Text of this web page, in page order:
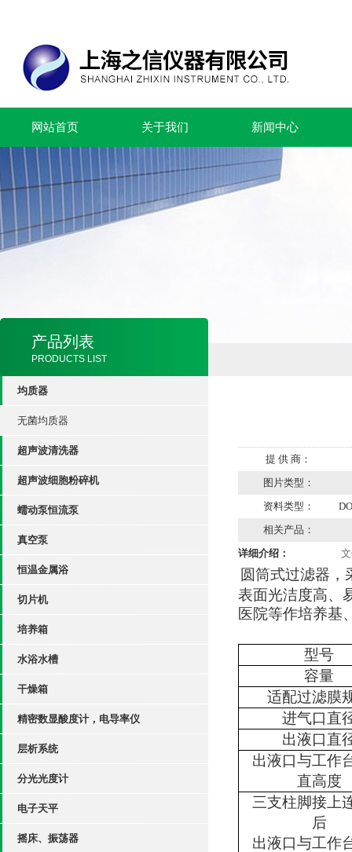
网站首页 关于我们 新闻中心
产品列表
PRODUCTS LIST
均质器
无菌均质器
超声波清洗器
超声波细胞粉碎机
蠕动泵恒流泵
真空泵
恒温金属浴
切片机
培养箱
水浴水槽
干燥箱
精密数显酸度计，电导率仪
层析系统
分光光度计
电子天平
摇床、振荡器
提 供 商：
图片类型：
资料类型：
相关产品：
详细介绍：
圆筒式过滤器
表面光洁度高、
医院等作培养基
型号
容量
适配过滤膜
进气口直
出液口直
出液口与工作
直高度
三支柱脚接上
后
出液口与工作